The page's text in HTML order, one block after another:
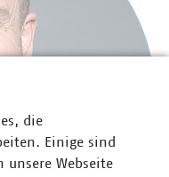
die
Einige sind
Webseite